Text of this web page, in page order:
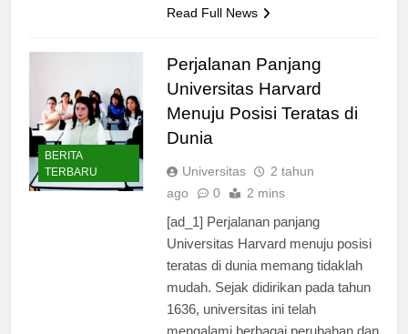
BERITA
TERBARU
Perjalanan Panjang
Universitas Harvard
Menuju Posisi Teratas di
Universitas
2 tahun
[ad_1] Perjalanan panjang
Universitas Harvard menuju posisi
teratas di dunia memang tidaklah
mudah. Sejak didirikan pada tahun
1636, universitas ini telah